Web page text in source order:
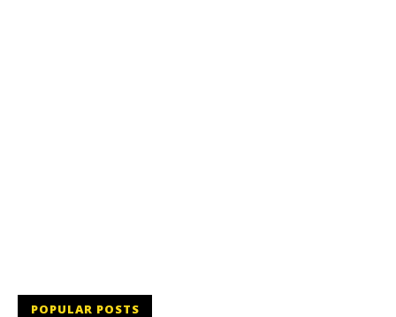
POPULAR POSTS